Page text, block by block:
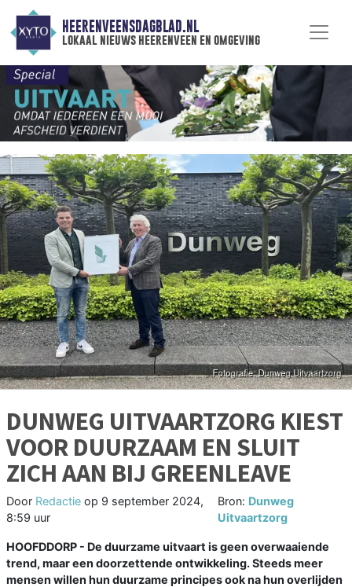
HEERENVEENSDAGBLAD.NL
lokaal nieuws heerenveen en omgeving
DUNWEG UITVAARTZORG KIEST
VOOR DUURZAAM EN SLUIT
ZICH AAN BIJ GREENLEAVE
Door Redactie op 9 september 2024,
8:59 uur
Bron: Dunweg
Uitvaartzorg
HOOFDDORP - De duurzame uitvaart is geen overwaaiende
trend, maar een doorzettende ontwikkeling. Steeds meer
mensen willen hun duurzame principes ook na hun overlijden